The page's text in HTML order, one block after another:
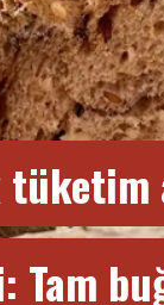
tüketim
Tam